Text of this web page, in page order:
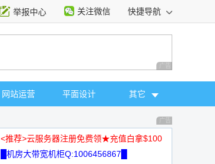
举报中心 关注微信 快捷导航
广告 商业广告，理
网站运营 平面设计 其它
广告 商业广告，理
<推荐>云服务器注册免费领★充值白拿$100
█机房大带宽机柜Q:1006456867█